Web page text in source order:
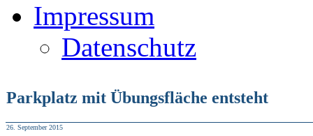
Impressum
Datenschutz
Parkplatz mit Übungsfläche entsteht
26. September 2015